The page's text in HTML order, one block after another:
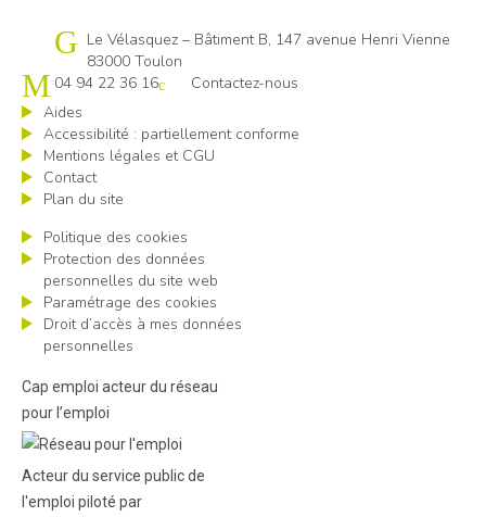
Cap emploi 83
Le Vélasquez – Bâtiment B, 147 avenue Henri Vienne
83000 Toulon
04 94 22 36 16
Contactez-nous
Aides
Accessibilité : partiellement conforme
Mentions légales et CGU
Contact
Plan du site
Politique des cookies
Protection des données
personnelles du site web
Paramétrage des cookies
Droit d’accès à mes données
personnelles
Cap emploi acteur du réseau
pour l’emploi
Acteur du service public de
l'emploi piloté par